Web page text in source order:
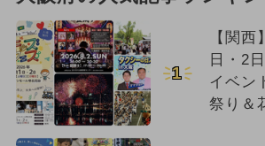
1
【関
日・2
イベン
祭り＆